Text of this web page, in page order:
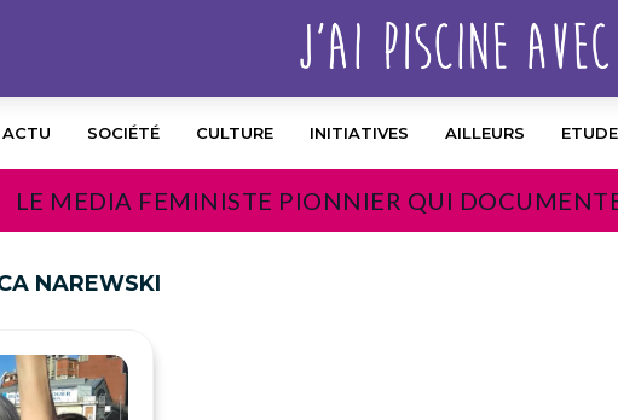
ACTU SOCIÉTÉ CULTURE INITIATIVES AILLEURS
LE MEDIA FEMINISTE PIONNIER QUI
NAREWSKI